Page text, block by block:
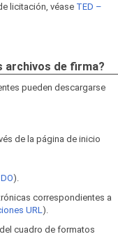
licitación, véase TED –
archivos de firma?
pueden descargarse
de la página de inicio
).
correspondientes a
URL).
cuadro de formatos